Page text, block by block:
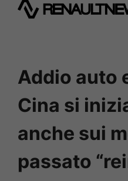
Addio auto
Cina si
anche sui
passato